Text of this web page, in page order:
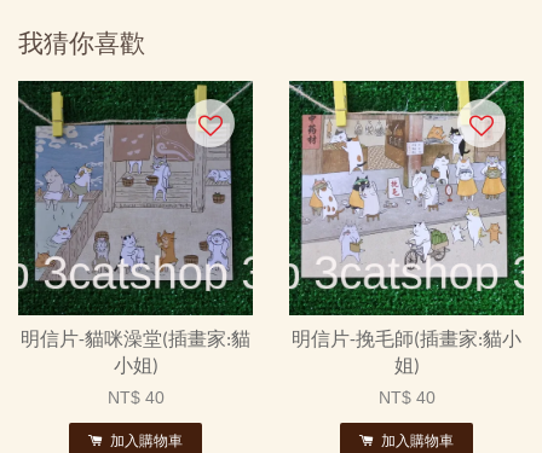
我猜你喜歡
明信片-貓咪澡堂(插畫家:貓
小姐)
NT$ 40
加入購物車
明信片-挽毛師(插畫家:貓小
姐)
NT$ 40
加入購物車